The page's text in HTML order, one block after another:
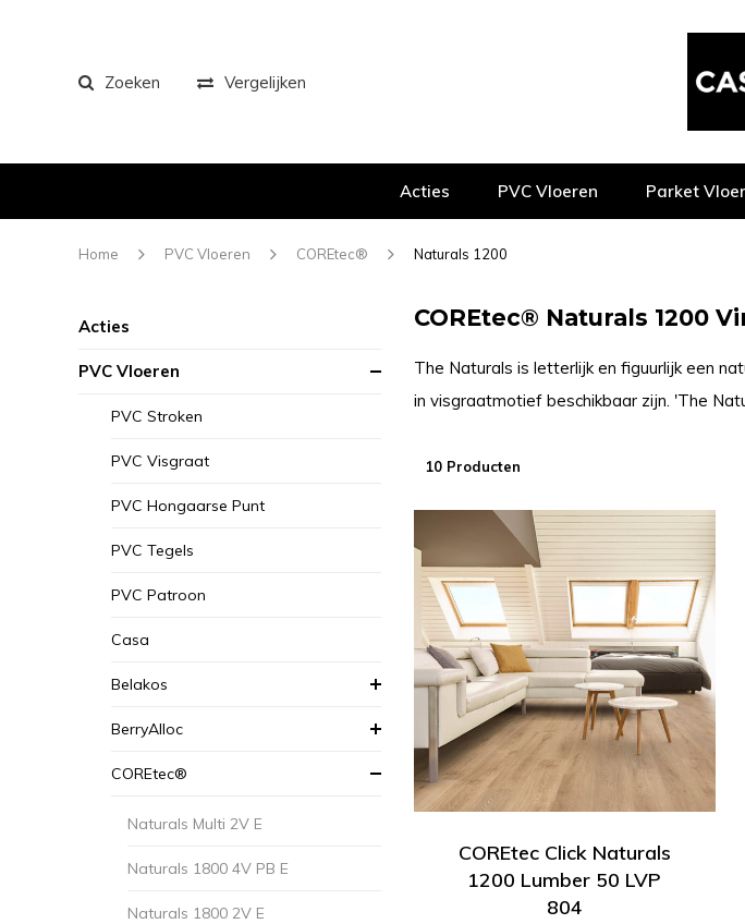
Zoeken Vergelijken
Acties PVC Vloeren Parket
Home PVC Vloeren COREtec® Naturals 1200
Acties
PVC Vloeren
PVC Stroken
PVC Visgraat
PVC Hongaarse Punt
PVC Tegels
PVC Patroon
Casa
Belakos
BerryAlloc
COREtec®
Naturals Multi 2V E
Naturals 1800 4V PB E
Naturals 1800 2V E
COREtec® Naturals 1200
The Naturals is letterlijk en figuurlijk een
in visgraatmotief beschikbaar zijn. 'The
10 Producten
COREtec Click Naturals
1200 Lumber 50 LVP
804